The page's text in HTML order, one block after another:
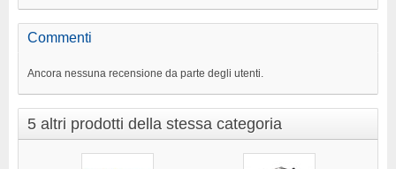
Commenti
Ancora nessuna recensione da parte degli utenti.
5 altri prodotti della stessa categoria